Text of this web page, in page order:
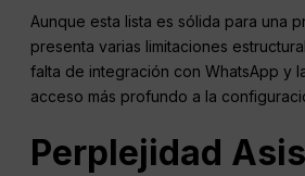
Aunque esta lista es sólida para una
presenta varias limitaciones
falta de integración con WhatsApp y
acceso más profundo a la
Perplejidad